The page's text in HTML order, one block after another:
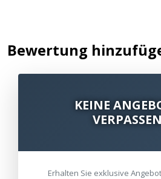
Bewertung
Kommentar / Bewertung
KEINE
VERPASSEN
Erhalten Sie exklusive